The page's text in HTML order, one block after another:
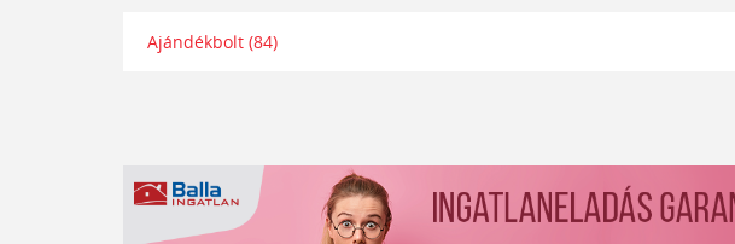
Ajándékbolt (84)